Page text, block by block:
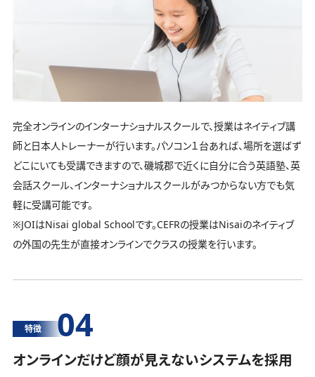
完全オンラインのインターナショナルスクールで、授業はネイティブ講
師と日本人トレーナーが行います。パソコン１台あれば、場所を選ばず
どこにいても受講できますので、磯城郡で近くに自分に合う英語塾、英
会話スクール、インターナショナルスクールがみつからない方でも気
軽に受講可能です。
※JOIはNisai global Schoolです。CEFRの授業はNisaiのネイティブ
の外国の先生が直接オンラインでクラスの授業を行います。
特徴 04
オンラインだけど顔が見えないシステムを採用